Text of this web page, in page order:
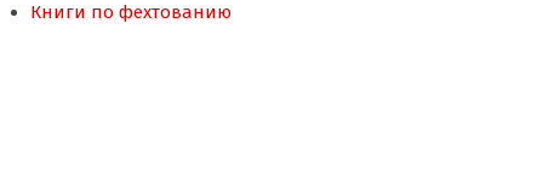
Книги по фехтованию